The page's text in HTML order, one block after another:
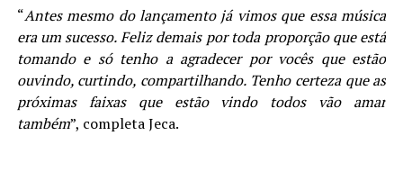
“Antes mesmo do lançamento já vimos que essa música
era um sucesso. Feliz demais por toda proporção que está
tomando e só tenho a agradecer por vocês que estão
ouvindo, curtindo, compartilhando. Tenho certeza que as
próximas faixas que estão vindo todos vão amar
também”, completa Jeca.